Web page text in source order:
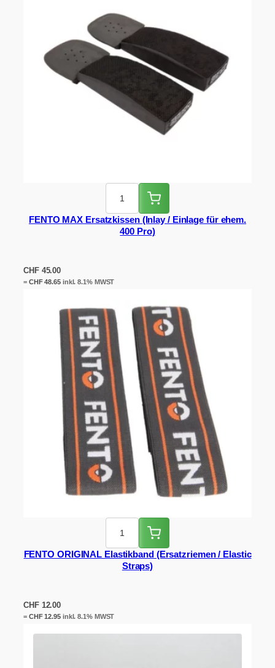
FENTO MAX Ersatzkissen (Inlay / Einlage für ehem.
400 Pro)
CHF45.00
= CHF48.65inkl. 8.1% MWST
FENTO ORIGINAL Elastikband (Ersatzriemen / Elastic
Straps)
CHF12.00
= CHF12.95inkl. 8.1% MWST